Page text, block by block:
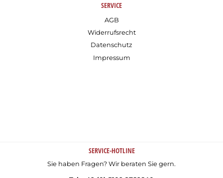
SERVICE
AGB
Widerrufsrecht
Datenschutz
Impressum
SERVICE-HOTLINE
Sie haben Fragen? Wir beraten Sie gern.